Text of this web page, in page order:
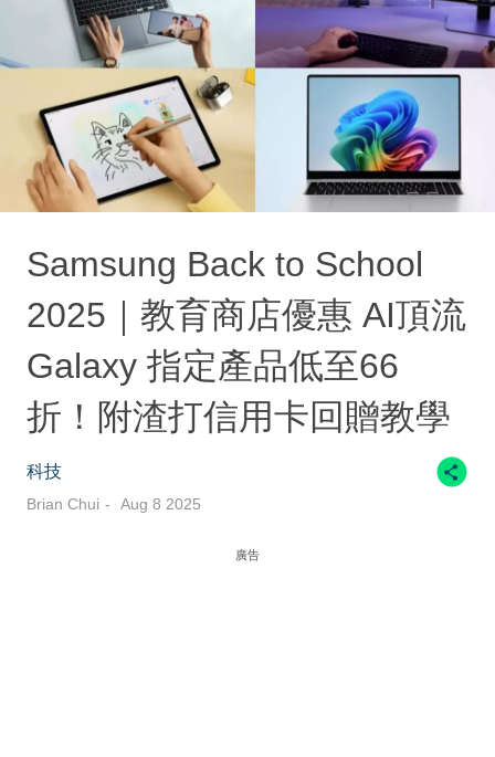
Samsung Back to School
2025｜教育商店優惠 AI頂流
Galaxy 指定產品低至66
折！附渣打信用卡回贈教學
科技
Brian Chui Aug 8 2025
廣告